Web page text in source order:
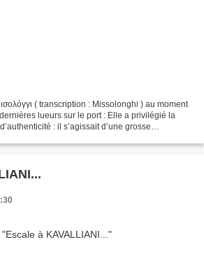
( transcription : Missolonghi ) au moment
lueurs sur le port : Elle a privilégié la
: il s’agissait d’une grosse